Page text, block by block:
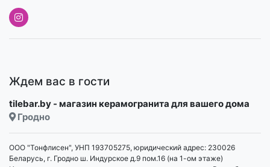
Ждем вас в гости
tilebar.by - магазин керамогранита для вашего дома
Гродно
ООО "Тонфлисен", УНП 193705275, юридический адрес: 230026
Беларусь, г. Гродно ш. Индурское д.9 пом.16 (на 1-ом этаже)